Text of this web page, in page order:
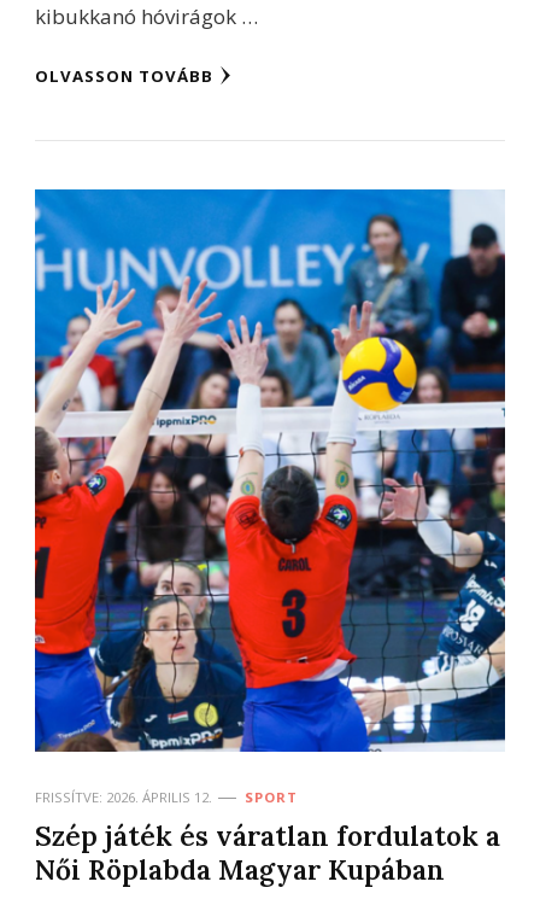
kibukkanó hóvirágok …
OLVASSON TOVÁBB
FRISSÍTVE: 2026. ÁPRILIS 12. SPORT
Szép játék és váratlan fordulatok a
Női Röplabda Magyar Kupában